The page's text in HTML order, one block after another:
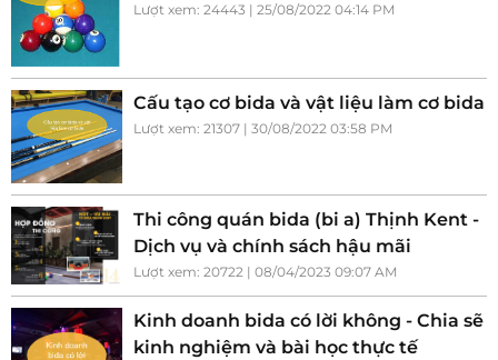
Lượt xem: 24443 | 25/08/2022 04:14 PM
Cấu tạo cơ bida và vật liệu làm cơ bida
Lượt xem: 21307 | 30/08/2022 03:58 PM
Thi công quán bida (bi a) Thịnh Kent -
Dịch vụ và chính sách hậu mãi
Lượt xem: 20722 | 08/04/2023 09:07 AM
Kinh doanh bida có lời không - Chia sẽ
kinh nghiệm và bài học thực tế